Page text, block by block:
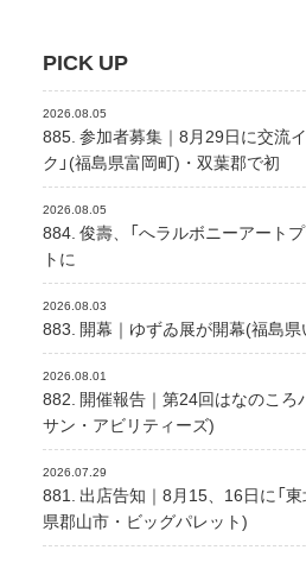
PICK UP
2026.08.05
885. 参加者募集｜8月29日に交流
ク」(福島県富岡町)・双葉郡で初
2026.08.05
884. 俊壽、「へラルボニーアート
トに
2026.08.03
883. 開幕｜ゆずゐ展が開幕(福島
2026.08.01
882. 開催報告｜第24回はなのこ
サン・アビリティーズ)
2026.07.29
881. 出店告知｜8月15、16日に「
県郡山市・ビッグパレット)